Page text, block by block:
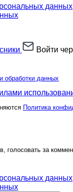
anusha21
julia-dem
markiza78 marrgo
unm
данных
Войти
обработки данных
Политика
голосовать за
данных